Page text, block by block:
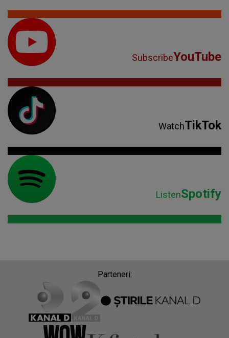
SubscribeYouTube
WatchTikTok
ListenSpotify
Parteneri: